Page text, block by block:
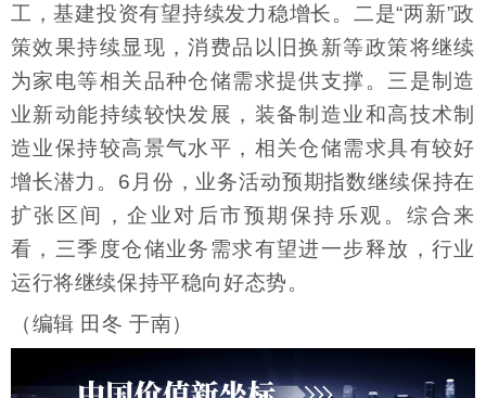
工，基建投资有望持续发力稳增长。二是“两新”政
策效果持续显现，消费品以旧换新等政策将继续
为家电等相关品种仓储需求提供支撑。三是制造
业新动能持续较快发展，装备制造业和高技术制
造业保持较高景气水平，相关仓储需求具有较好
增长潜力。6月份，业务活动预期指数继续保持在
扩张区间，企业对后市预期保持乐观。综合来
看，三季度仓储业务需求有望进一步释放，行业
运行将继续保持平稳向好态势。
（编辑 田冬 于南）